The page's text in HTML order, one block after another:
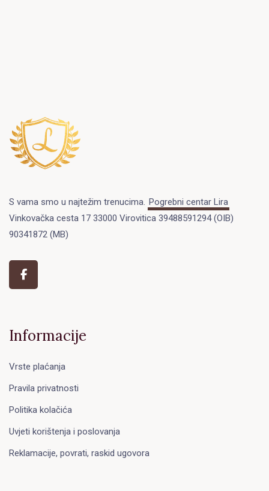
S vama smo u najtežim trenucima. Pogrebni centar Lira
Vinkovačka cesta 17 33000 Virovitica 39488591294 (OIB)
90341872 (MB)
Informacije
Vrste plaćanja
Pravila privatnosti
Politika kolačića
Uvjeti korištenja i poslovanja
Reklamacije, povrati, raskid ugovora